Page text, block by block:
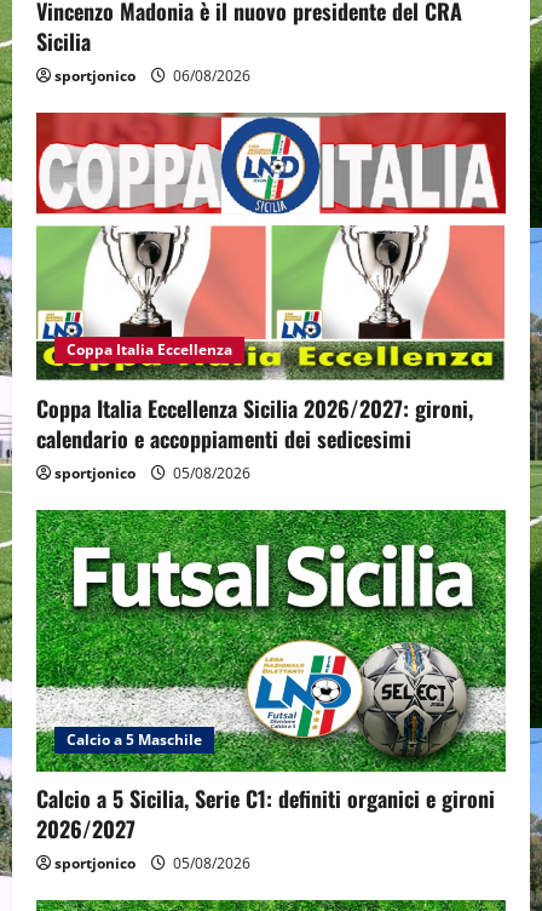
Vincenzo Madonia è il nuovo presidente del CRA
Sicilia
sportjonico 06/08/2026
Coppa Italia Eccellenza
Coppa Italia Eccellenza Sicilia 2026/2027: gironi,
calendario e accoppiamenti dei sedicesimi
sportjonico 05/08/2026
Calcio a 5 Maschile
Calcio a 5 Sicilia, Serie C1: definiti organici e gironi
2026/2027
sportjonico 05/08/2026